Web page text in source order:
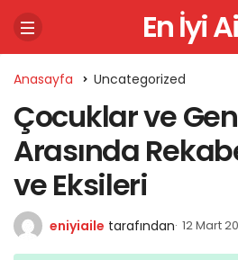
En İyi
Anasayfa Uncategorized
Çocuklar ve
Arasında
ve Eksileri
eniyiaile tarafından 12 Mart